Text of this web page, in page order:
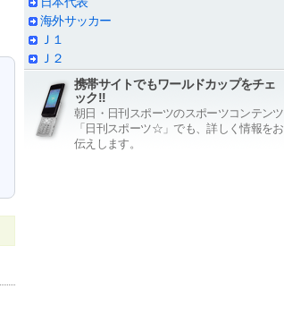
海外サッカー
Ｊ１
Ｊ２
携帯サイトでもワールドカップをチェ
ック!!
朝日・日刊スポーツのスポーツコンテンツ
「日刊スポーツ☆」でも、詳しく情報をお
伝えします。